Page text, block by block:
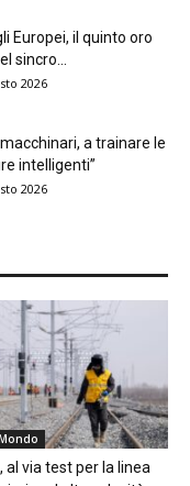
Europei, il quinto oro
sincro...
2026
a trainare le
intelligenti”
2026
al via test per la linea